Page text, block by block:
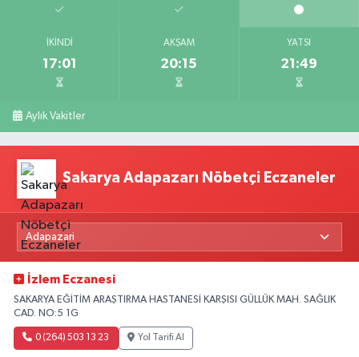
İKINDI
17:01
AKŞAM
20:15
YATSI
21:49
Aylık Vakitler
Sakarya Adapazarı Nöbetçi Eczaneler
İzlem Eczanesi
SAKARYA EĞİTİM ARAŞTIRMA HASTANESİ KARŞISI GÜLLÜK MAH. SAĞLIK
CAD. NO:5 1G
0 (264) 503 13 23 Yol Tarifi Al